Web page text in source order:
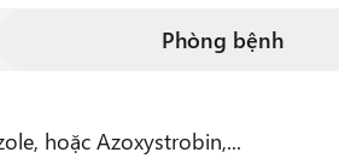
Phòng bệnh
hoặc Azoxystrobin,...